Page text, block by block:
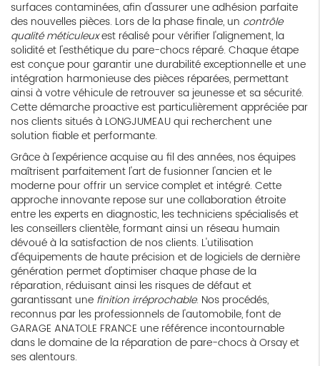
surfaces contaminées, afin d'assurer une adhésion parfaite
des nouvelles pièces. Lors de la phase finale, un contrôle
qualité méticuleuxest réalisé pour vérifier l'alignement, la
solidité et l'esthétique du pare-chocs réparé. Chaque étape
est conçue pour garantir une durabilité exceptionnelle et une
intégration harmonieuse des pièces réparées, permettant
ainsi à votre véhicule de retrouver sa jeunesse et sa sécurité.
Cette démarche proactive est particulièrement appréciée par
nos clients situés à LONGJUMEAU qui recherchent une
solution fiable et performante.
Grâce à l'expérience acquise au fil des années, nos équipes
maîtrisent parfaitement l'art de fusionner l'ancien et le
moderne pour offrir un service complet et intégré. Cette
approche innovante repose sur une collaboration étroite
entre les experts en diagnostic, les techniciens spécialisés et
les conseillers clientèle, formant ainsi un réseau humain
dévoué à la satisfaction de nos clients. L'utilisation
d'équipements de haute précision et de logiciels de dernière
génération permet d'optimiser chaque phase de la
réparation, réduisant ainsi les risques de défaut et
garantissant une finition irréprochable. Nos procédés,
reconnus par les professionnels de l'automobile, font de
GARAGE ANATOLE FRANCE une référence incontournable
dans le domaine de la réparation de pare-chocs à Orsay et
ses alentours.